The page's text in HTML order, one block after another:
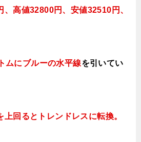
、高値32800円、安値32510 円、
ムにブルーの水平線を引いてい
回るとトレンドレスに転換。